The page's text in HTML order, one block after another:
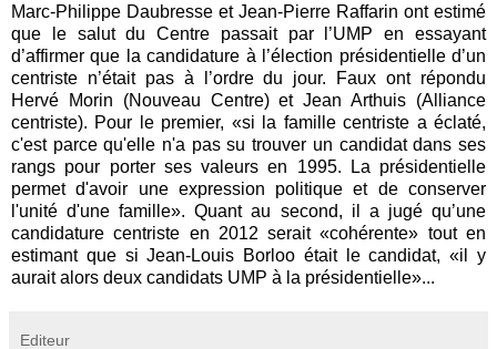
Marc-Philippe Daubresse et Jean-Pierre Raffarin ont estimé
que le salut du Centre passait par l’UMP en essayant
d’affirmer que la candidature à l’élection présidentielle d’un
centriste n’était pas à l’ordre du jour. Faux ont répondu
Hervé Morin (Nouveau Centre) et Jean Arthuis (Alliance
centriste). Pour le premier, «si la famille centriste a éclaté,
c'est parce qu'elle n'a pas su trouver un candidat dans ses
rangs pour porter ses valeurs en 1995. La présidentielle
permet d'avoir une expression politique et de conserver
l'unité d'une famille». Quant au second, il a jugé qu’une
candidature centriste en 2012 serait «cohérente» tout en
estimant que si Jean-Louis Borloo était le candidat, «il y
aurait alors deux candidats UMP à la présidentielle»...
Editeur